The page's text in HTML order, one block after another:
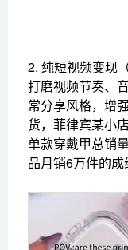
2. 纯短视频变现
打磨视频节奏、
常分享风格，增
货，菲律宾某小
单款穿戴甲总销
品月销6万件的成